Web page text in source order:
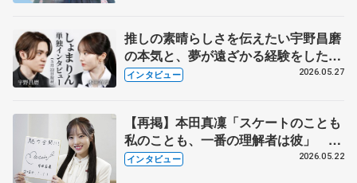
推しの素晴らしさを伝えたい宇野昌磨
の本気と、夢が遠ざかる経験をした本
田真凜の覚悟
インタビュー 2026.05.27
【再掲】本田真凜「スケートのことも
私のことも、一番の理解者は彼」 引
退時の単独インタビューで語った競技
インタビュー 2026.05.22